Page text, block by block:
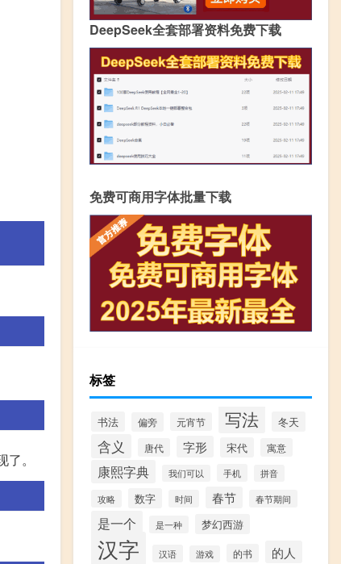
。
DeepSeek全套部署资料免费下载
免费可商用字体批量下载
标签
书法 偏旁 元宵节 写法 冬天
含义 唐代 字形 宋代 寓意
康熙字典 我们可以 手机 拼音
攻略 数字 时间 春节 春节期间
是一个 是一种 梦幻西游
汉字 汉语 游戏 的书 的人